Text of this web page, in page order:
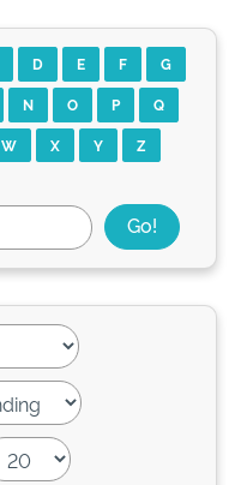
D E F
G
N O P
Q
W X Y Z